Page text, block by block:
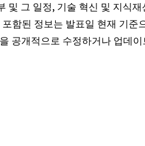
및 그 일정, 기술 혁신 및 지식
함된 정보는 발표일 현재 기준
공개적으로 수정하거나 업데이